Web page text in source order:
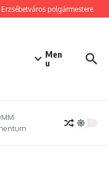
polgármestere:
Men
u